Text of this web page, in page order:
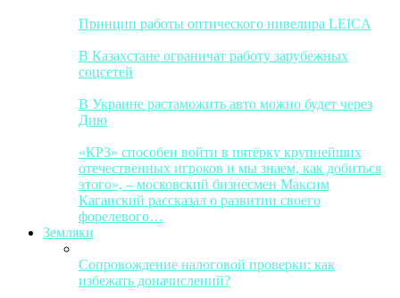
Принцип работы оптического нивелира LEICA
В Казахстане ограничат работу зарубежных
соцсетей
В Украине растаможить авто можно будет через
Дию
«КРЗ» способен войти в пятёрку крупнейших
отечественных игроков и мы знаем, как добиться
этого», – московский бизнесмен Максим
Каганский рассказал о развитии своего
форелевого…
Земляки
Сопровождение налоговой проверки: как
избежать доначислений?